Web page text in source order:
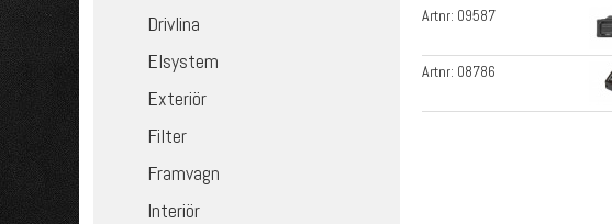
Drivlina
Elsystem
Exteriör
Filter
Framvagn
Interiör
Artnr: 09587
Artnr: 08786